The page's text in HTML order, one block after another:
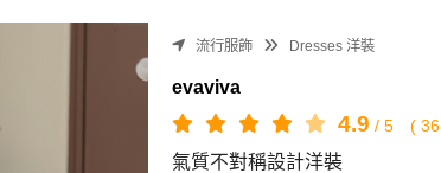
流行服飾 Dresses 洋裝
evaviva
4.9 / 5 ( 36
氣質不對稱設計洋裝